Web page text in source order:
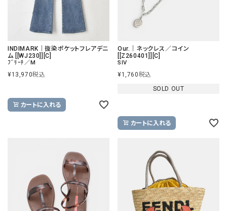
INDIMARK｜抜染ポケットフレアデニ
ム [[WJ230]][C]
ﾌﾞﾘｰﾁ／M
¥13,970税込
カートに入れる
Our.｜ネックレス／コイン
[[Z260401]][C]
SIV
¥1,760税込
SOLD OUT
カートに入れる